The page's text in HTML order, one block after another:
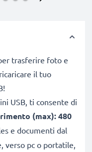
trasferire foto e
il tuo
USB, ti consente di
(max): 480
e documenti dal
verso pc o portatile,